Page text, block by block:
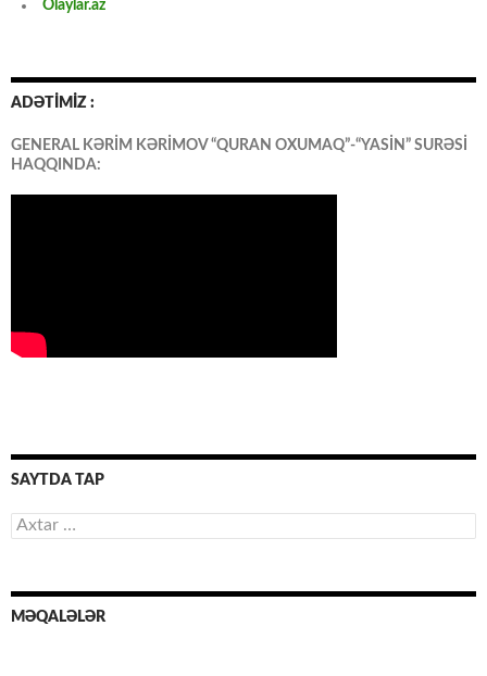
Olaylar.az
ADƏTİMİZ :
GENERAL KƏRİM KƏRİMOV “QURAN OXUMAQ”-“YASİN” SURƏSİ
HAQQINDA:
SAYTDA TAP
Axtarış:
MƏQALƏLƏR